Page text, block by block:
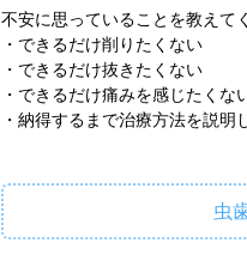
不安に思っていることを教えて
・できるだけ削りたくない
・できるだけ抜きたくない
・できるだけ痛みを感じたくな
・納得するまで治療方法を説明
虫